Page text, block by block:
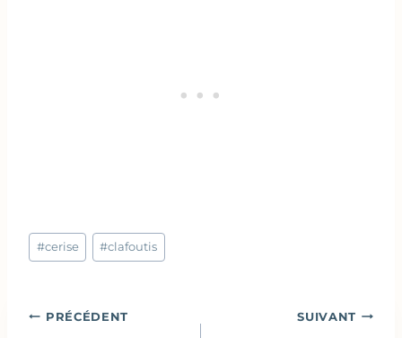
Étiquettes
de
#cerise #clafoutis
Navigation
PRÉCÉDENT SUIVANT